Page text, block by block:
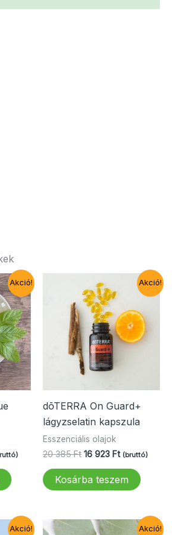
Akció! Akció!
dōTERRA On Guard+
lágyzselatin kapszula
Esszenciális olajok
20 385Ft Original
was:
20
16 923 FtCurrent
16
(bruttó)
Kosárba teszem
Akció! Akció!